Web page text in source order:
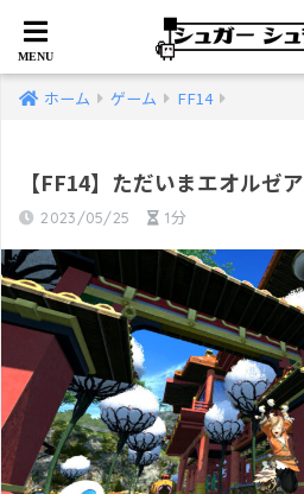
ホーム ゲーム FF14
【FF14】ただいまエオルゼア
2023/05/25 1分